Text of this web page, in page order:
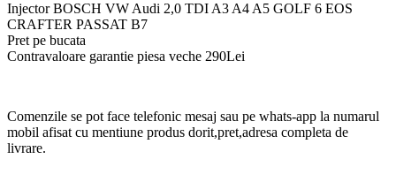
Injector BOSCH VW Audi 2,0 TDI A3 A4 A5 GOLF 6 EOS
CRAFTER PASSAT B7
Pret pe bucata
Contravaloare garantie piesa veche 290Lei
Comenzile se pot face telefonic mesaj sau pe whats-app la numarul
mobil afisat cu mentiune produs dorit,pret,adresa completa de
livrare.